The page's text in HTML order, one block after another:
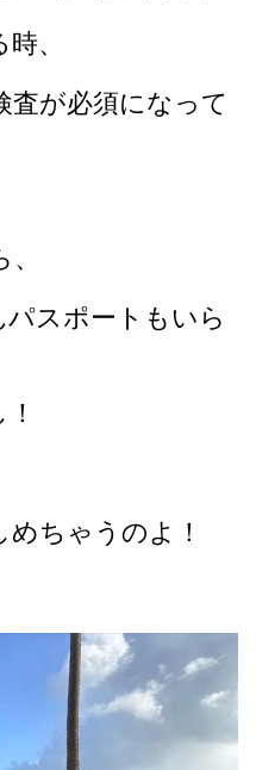
、
査が必須になって
スポートもいら
ちゃうのよ！